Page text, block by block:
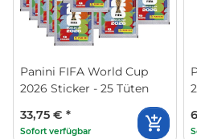
Panini FIFA World Cup
2026 Sticker - 25 Tüten
33,75 € *
Sofort verfügbar